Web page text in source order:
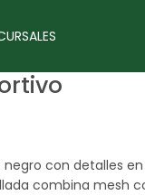
con detalles
combina mesh